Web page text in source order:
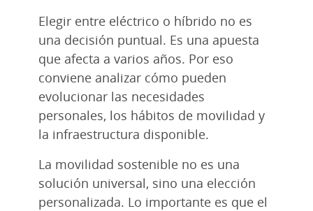
Elegir entre eléctrico o híbrido no es
una decisión puntual. Es una apuesta
que afecta a varios años. Por eso
conviene analizar cómo pueden
evolucionar las necesidades
personales, los hábitos de movilidad y
la infraestructura disponible.
La movilidad sostenible no es una
solución universal, sino una elección
personalizada. Lo importante es que el